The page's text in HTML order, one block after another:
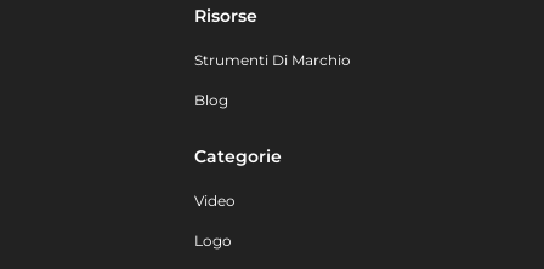
Risorse
Strumenti Di Marchio
Blog
Categorie
Video
Logo